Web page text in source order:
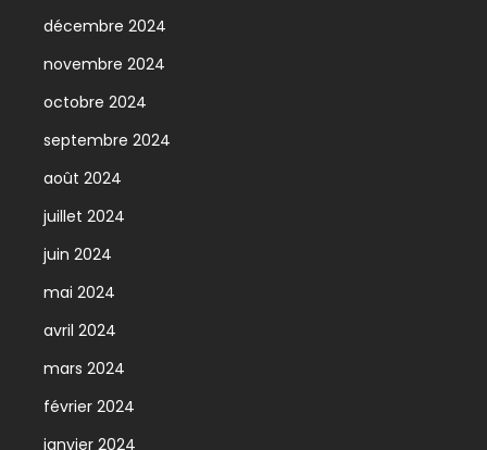
décembre 2024
novembre 2024
octobre 2024
septembre 2024
août 2024
juillet 2024
juin 2024
mai 2024
avril 2024
mars 2024
février 2024
janvier 2024